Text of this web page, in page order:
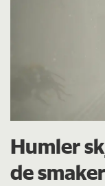
Humler
de